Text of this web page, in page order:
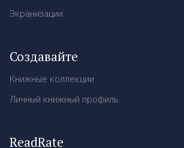
Экранизации
Создавайте
Книжные коллекции
Личный книжный профиль
ReadRate